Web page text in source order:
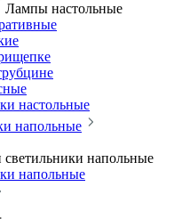
Лампы настольные
настольные
напольные
напольные
напольные